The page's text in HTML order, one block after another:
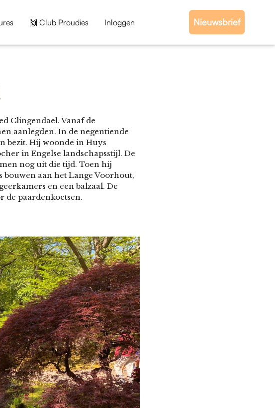
🙌 Club Proudies Inloggen Nieuwsbrief
Clingendael. Vanaf de
aanlegden. In de negentiende
bezit. Hij woonde in Huys
in Engelse landschapsstijl. De
nog uit die tijd. Toen hij
bouwen aan het Lange Voorhout,
en een balzaal. De
de paardenkoetsen.